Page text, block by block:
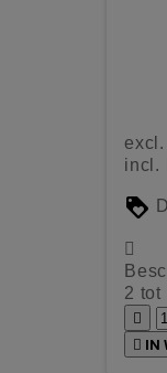
incl.

2 tot

 IN